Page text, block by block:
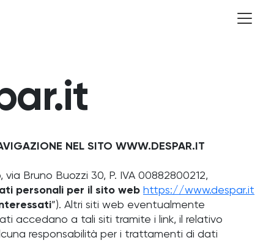
NEL SITO WWW.DESPAR.IT
Bruno Buozzi 30, P. IVA 00882800212,
personali per il sito web https://www.despar.it
”). Altri siti web eventualmente
accedano a tali siti tramite i link, il relativo
responsabilità per i trattamenti di dati